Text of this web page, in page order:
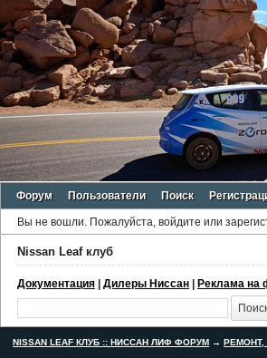
Форум Пользователи Поиск
Вы не вошли. Пожалуйста, войдите или
Nissan Leaf клуб
Документация | Дилеры Ниссан | Реклама на
NISSAN LEAF КЛУБ :: НИССАН ЛИФ ФОРУМ →